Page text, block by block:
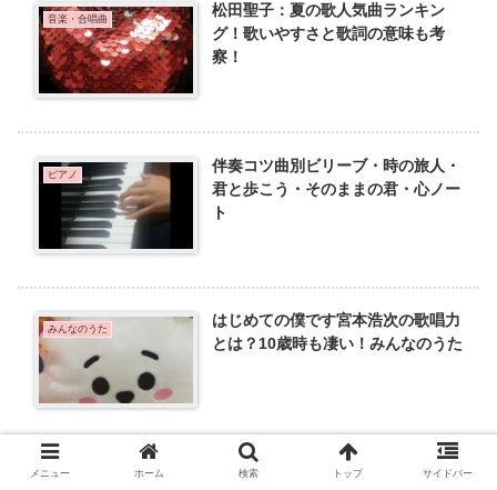
音楽・合唱曲
松田聖子：夏の歌人気曲ランキン
グ！歌いやすさと歌詞の意味も考
察！
ピアノ
伴奏コツ曲別ビリーブ・時の旅人・
君と歩こう・そのままの君・心ノー
ト
みんなのうた
はじめての僕です宮本浩次の歌唱力
とは？10歳時も凄い！みんなのうた
夏の歌！懐メロ歌：高齢者が元気が
メニュー ホーム 検索 トップ サイドバー